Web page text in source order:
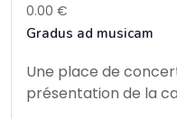
0.00 €
Gradus ad musicam
Une place de
présentation de la